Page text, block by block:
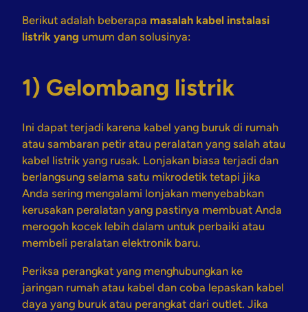
Berikut adalah beberapa masalah kabel instalasi
listrik yang umum dan solusinya:
1) Gelombang listrik
Ini dapat terjadi karena kabel yang buruk di rumah
atau sambaran petir atau peralatan yang salah atau
kabel listrik yang rusak. Lonjakan biasa terjadi dan
berlangsung selama satu mikrodetik tetapi jika
Anda sering mengalami lonjakan menyebabkan
kerusakan peralatan yang pastinya membuat Anda
merogoh kocek lebih dalam untuk perbaiki atau
membeli peralatan elektronik baru.
Periksa perangkat yang menghubungkan ke
jaringan rumah atau kabel dan coba lepaskan kabel
daya yang buruk atau perangkat dari outlet. Jika